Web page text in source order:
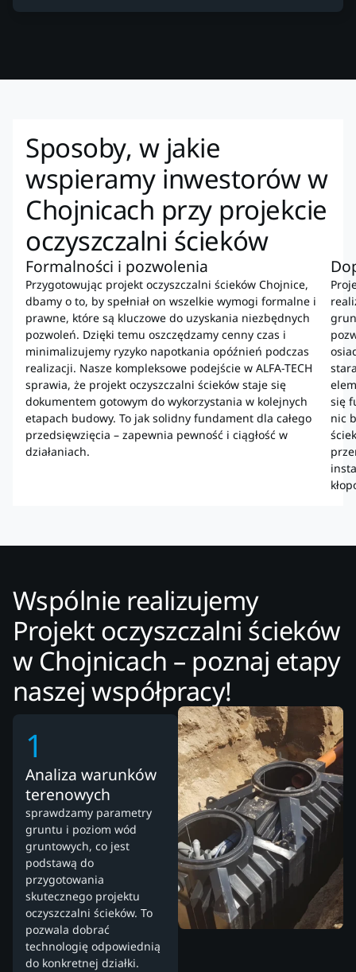
Sposoby, w jakie
wspieramy inwestorów w
Chojnicach przy projekcie
oczyszczalni ścieków
Formalności i pozwolenia
Przygotowując projekt oczyszczalni ścieków Chojnice,
dbamy o to, by spełniał on wszelkie wymogi formalne i
prawne, które są kluczowe do uzyskania niezbędnych
pozwoleń. Dzięki temu oszczędzamy cenny czas i
minimalizujemy ryzyko napotkania opóźnień podczas
realizacji. Nasze kompleksowe podejście w ALFA-TECH
sprawia, że projekt oczyszczalni ścieków staje się
dokumentem gotowym do wykorzystania w kolejnych
etapach budowy. To jak solidny fundament dla całego
przedsięwzięcia – zapewnia pewność i ciągłość w
działaniach.
się
nic
Wspólnie realizujemy
Projekt oczyszczalni ścieków
w Chojnicach – poznaj etapy
naszej współpracy!
1
Analiza warunków
terenowych
sprawdzamy parametry
gruntu i poziom wód
gruntowych, co jest
podstawą do
przygotowania
skutecznego projektu
oczyszczalni ścieków. To
pozwala dobrać
technologię odpowiednią
do konkretnej działki.